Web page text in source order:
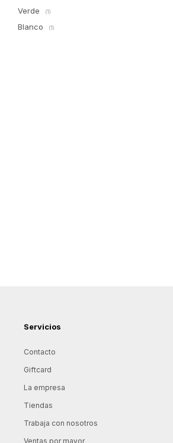
Verde (1)
Blanco (1)
Servicios
Contacto
Giftcard
La empresa
Tiendas
Trabaja con nosotros
Ventas por mayor